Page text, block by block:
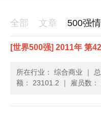
全部 文章 500强
[世界500强] 2011年 第
所在行业： 综合商业 ｜
额： 23101.2 ｜ 雇员数